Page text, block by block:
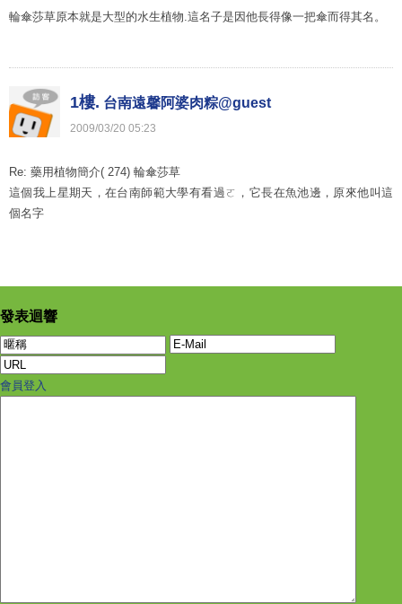
輪傘莎草原本就是大型的水生植物.這名子是因他長得像一把傘而得其名。
1樓. 台南遠馨阿婆肉粽@guest
2009/03/20 05:23
Re: 藥用植物簡介( 274) 輪傘莎草
這個我上星期天，在台南師範大學有看過ㄛ，它長在魚池邊，原來他叫這
個名字
發表迴響
會員登入